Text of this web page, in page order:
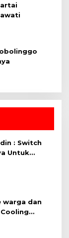
: Switch
Untuk
warga dan
Rumbai,